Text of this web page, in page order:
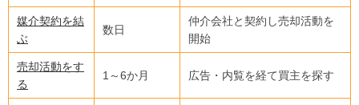
媒介契約を結
ぶ
数日
仲介会社と契約し売却活動を
開始
売却活動をす
る
1～6か月 広告・内覧を経て買主を探す